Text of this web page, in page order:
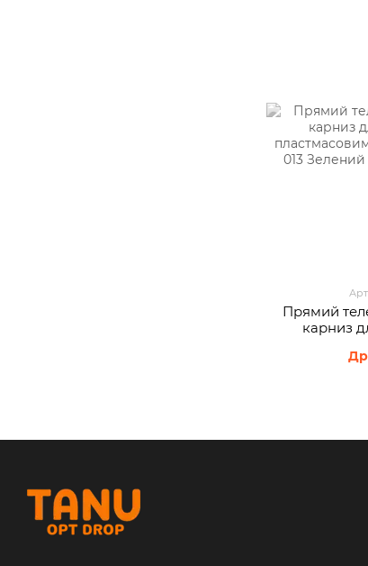
Прямий
карниз